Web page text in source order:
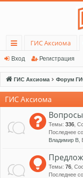
с
ы
лк
и
ГИС Аксиома
Вход Регистрация
ГИС Аксиома Форум
ГИС Аксиома
Вопросы
Темы: 336
Последнее
Владимир В
Темы: 76
Последнее